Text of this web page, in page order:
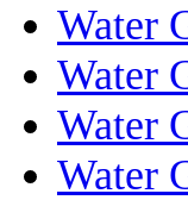
Water
Water
Water
Water